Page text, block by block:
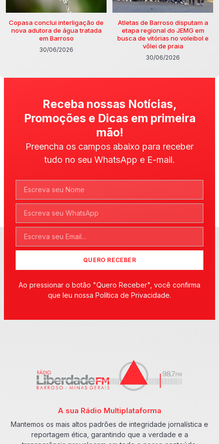
Copasa conclui interligação de
nova adutora de água tratada
em Barroso
30/06/2026
Atletas de Barroso disputam a
etapa regional do JEMG em
busca de vitórias no voleibol e
vôlei de praia
30/06/2026
Receba nossas Notícias,
Promoções e Dicas em primeira
mão!
Preencha os campos abaixo para receber
tudo no seu WhatsApp e E-mail.
QUERO RECEBER
Ao pressionar o botão "Quero Receber", você confirma
que leu nossa Política de Privacidade.
A sua Rádio Multiplataforma
Mantemos os mais altos padrões de integridade jornalística e
reportagem ética, garantindo que a verdade e a